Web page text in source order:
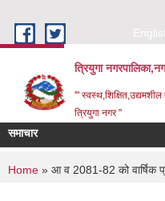
त्रियुगा
'"
त्रियुगा नगर "
समाचार
You are here
Home » आ व 2081-82 को वार्षिक